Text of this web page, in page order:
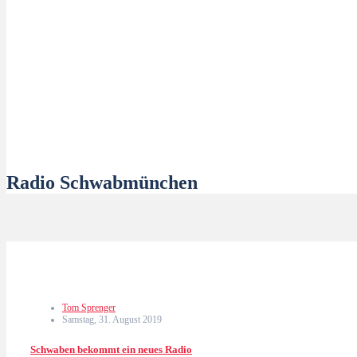
Radio Schwabmünchen
Tom Sprenger
Samstag, 31. August 2019
Schwaben bekommt ein neues Radio